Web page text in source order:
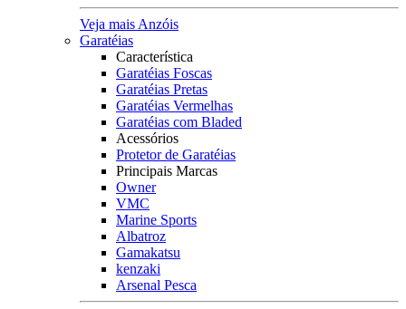
Veja mais Anzóis
Garatéias
Característica
Garatéias Foscas
Garatéias Pretas
Garatéias Vermelhas
Garatéias com Bladed
Acessórios
Protetor de Garatéias
Principais Marcas
Owner
VMC
Marine Sports
Albatroz
Gamakatsu
kenzaki
Arsenal Pesca